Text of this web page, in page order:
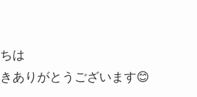
は
ありがとうございます😊